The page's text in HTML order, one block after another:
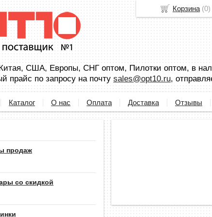
США, Европы, СНГ оптом, Пилотки оптом, в
прайс по запросу на почту sales@opt10.ru,
Каталог О нас Оплата Доставка Отзывы
продаж
со скидкой
Корзина (0)